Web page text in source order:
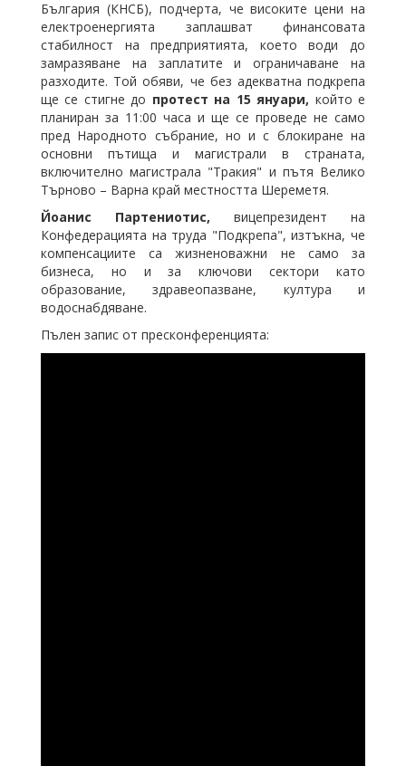
България (КНСБ), подчерта, че високите цени на
електроенергията заплашват финансовата
стабилност на предприятията, което води до
замразяване на заплатите и ограничаване на
разходите. Той обяви, че без адекватна подкрепа
ще се стигне до протест на 15 януари, който е
планиран за 11:00 часа и ще се проведе не само
пред Народното събрание, но и с блокиране на
основни пътища и магистрали в страната,
включително магистрала "Тракия" и пътя Велико
Търново – Варна край местността Шереметя.
Йоанис Партениотис, вицепрезидент на
Конфедерацията на труда "Подкрепа", изтъкна, че
компенсациите са жизненоважни не само за
бизнеса, но и за ключови сектори като
образование, здравеопазване, култура и
водоснабдяване.
Пълен запис от пресконференцията: